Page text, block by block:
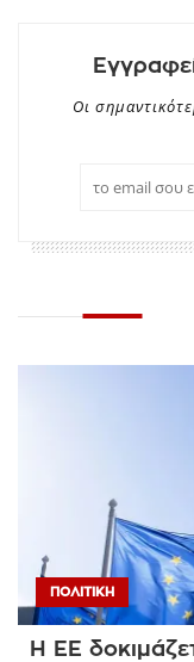
Οι
ΠΟΛΙΤΙΚΉ
Η ΕΕ